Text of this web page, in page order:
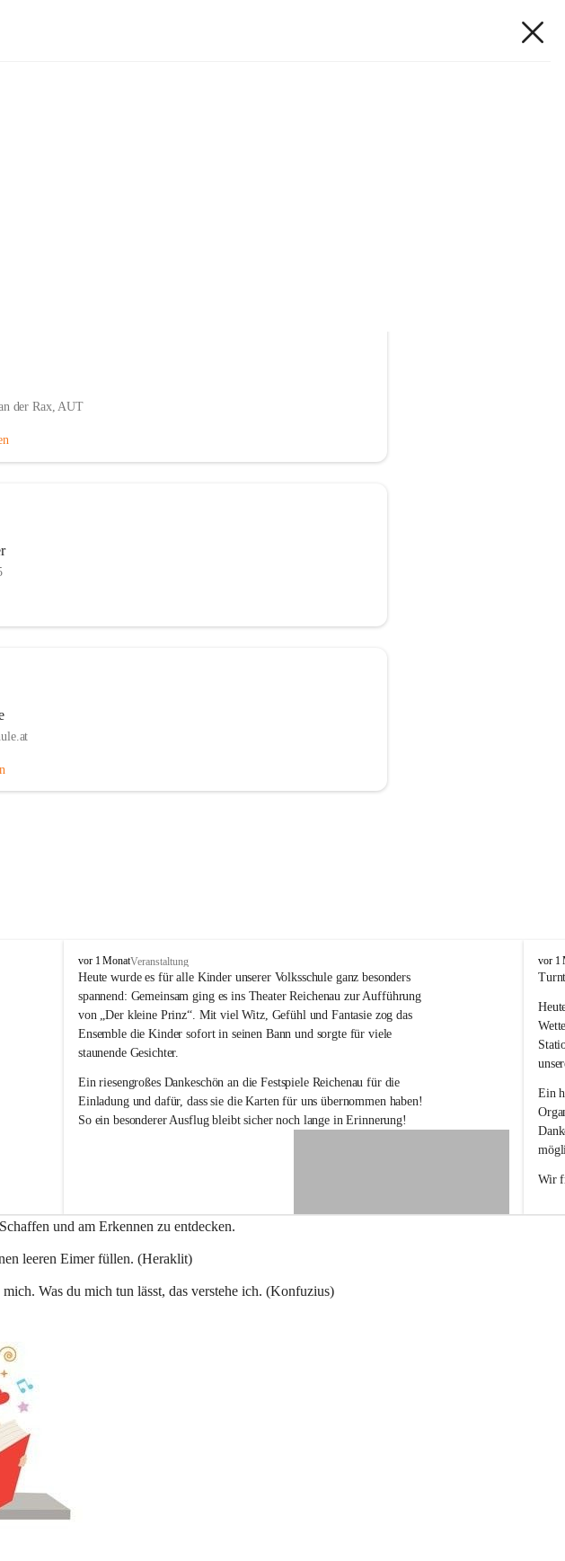
der Rax, AUT
V
o
l
k
s
s
c
h
u
l
e
e
n
a
u
vor 1 MonatVeranstaltung
Heute wurde es für alle Kinder unserer Volksschule ganz besonders
spannend: Gemeinsam ging es ins Theater Reichenau zur Aufführung
von „Der kleine Prinz“. Mit viel Witz, Gefühl und Fantasie zog das
Ensemble die Kinder sofort in seinen Bann und sorgte für viele
staunende Gesichter.
Ein riesengroßes Dankeschön an die Festspiele Reichenau für die
Einladung und dafür, dass sie die Karten für uns übernommen haben!
So ein besonderer Ausflug bleibt sicher noch lange in Erinnerung!
V
o
k
s
s
c
u
l
e
R
e
i
c
e
vor 1
Ein
Wir
und am Erkennen zu entdecken.
leeren Eimer füllen. (Heraklit)
Was du mich tun lässt, das verstehe ich. (Konfuzius)